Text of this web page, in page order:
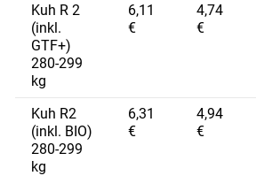
Kuh R 2
(inkl.
GTF+)
280-299
kg
6,11
€
4,74
€
Kuh R2
(inkl. BIO)
280-299
kg
6,31
€
4,94
€